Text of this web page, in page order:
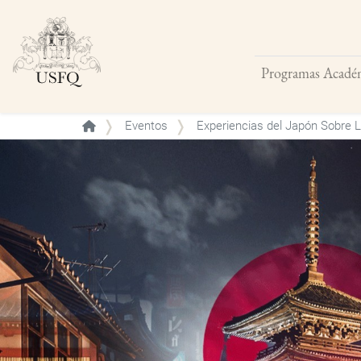
Programas
Buscar
Eventos Experiencias del Japón Sobre